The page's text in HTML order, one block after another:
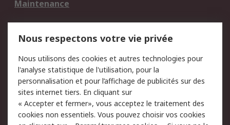
Maintenance
du site
Politique de protection
des données - Mise à
jour
Sécurité des E-mails
Conditions générales
Politique anti-
Nous respectons votre vie privée
Nous utilisons des cookies et autres technologies pour
l'analyse statistique de l'utilisation, pour la
personnalisation et pour l’affichage de publicités sur des
sites internet tiers. En cliquant sur
« Accepter et fermer», vous acceptez le traitement des
cookies non essentiels. Vous pouvez choisir vos cookies